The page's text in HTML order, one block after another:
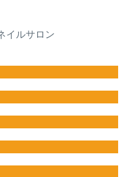
イルサロン